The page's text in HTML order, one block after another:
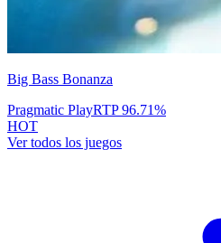
Big Bass Bonanza
Pragmatic PlayRTP96.71%
HOT
Ver todos los juegos